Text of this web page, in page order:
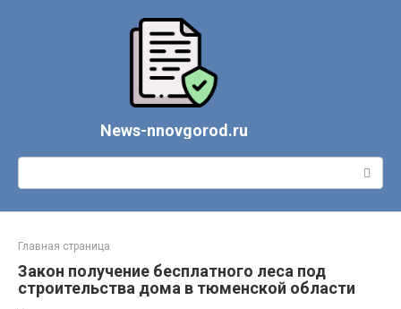
News-nnovgorod.ru
Поиск:
Главная страница
Закон получение бесплатного леса под
строительства дома в тюменской области